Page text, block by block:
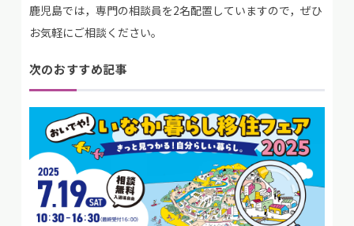
鹿児島では，専門の相談員を2名配置していますので，ぜひ
お気軽にご相談ください。
次のおすすめ記事